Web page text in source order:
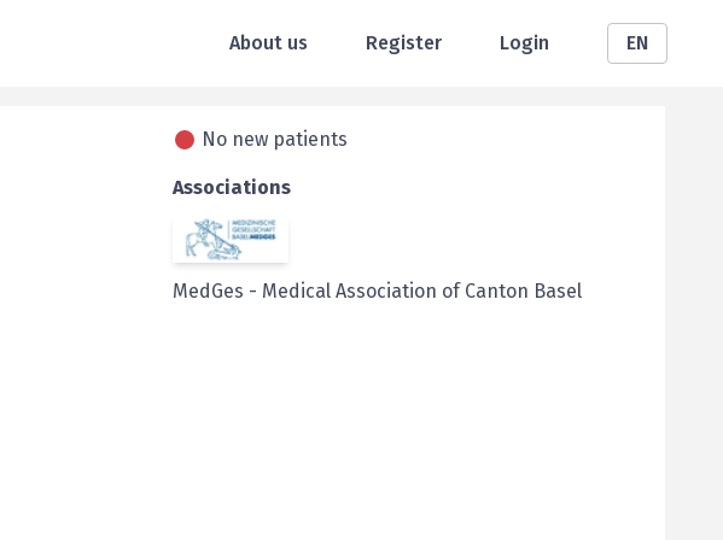
About us Register Login EN
No new patients
Associations
MedGes - Medical Association of Canton Basel